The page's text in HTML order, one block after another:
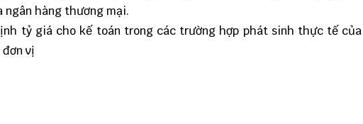
ngân hàng thương mại.
tỷ giá cho kế toán trong các trường hợp phát sinh thực tế của
vị